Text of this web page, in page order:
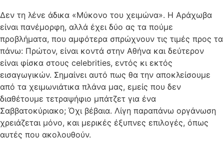
Δεν τη λένε άδικα «Μύκονο του χειμώνα». Η Αράχωβα
είναι πανέμορφη, αλλά έχει δύο ας τα πούμε
προβλήματα, που αμφότερα σπρώχνουν τις τιμές προς τα
πάνω: Πρώτον, είναι κοντά στην Αθήνα και δεύτερον
είναι φίσκα στους celebrities, εντός κι εκτός
εισαγωγικών. Σημαίνει αυτό πως θα την αποκλείσουμε
από τα χειμωνιάτικα πλάνα μας, εμείς που δεν
διαθέτουμε τετραψήφιο μπάτζετ για ένα
Σαββατοκύριακο; Όχι βέβαια. Λίγη παραπάνω οργάνωση
χρειάζεται μόνο, και μερικές έξυπνες επιλογές, όπως
αυτές που ακολουθούν.